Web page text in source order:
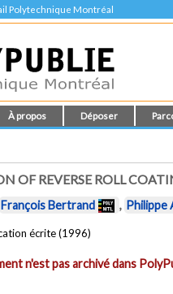
Polytechnique Montréal
À propos Déposer
OF REVERSE ROLL
François Bertrand , Philippe
écrite (1996)
n'est pas archivé dans